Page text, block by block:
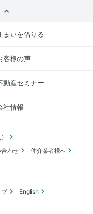
まいを借りる
客様の声
動産セミナー
社情報
合わせ
仲介業者様へ
ブ
English